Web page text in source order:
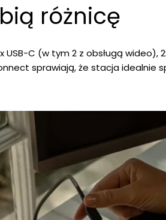
różnicę
C (w tym 2 z obsługą wideo),
sprawiają, że stacja idealnie